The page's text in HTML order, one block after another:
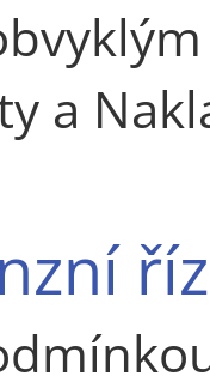
a